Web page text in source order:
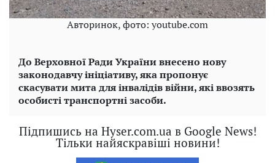
Авторинок, фото: youtube.com
До Верховної Ради України внесено нову
законодавчу ініціативу, яка пропонує
скасувати мита для інвалідів війни, які ввозять
особисті транспортні засоби.
Підпишись на Hyser.com.ua в Google News!
Тільки найяскравіші новини!